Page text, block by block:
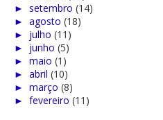
► setembro (14)
► agosto (18)
► julho (11)
► junho (5)
► maio (1)
► abril (10)
► março (8)
► fevereiro (11)